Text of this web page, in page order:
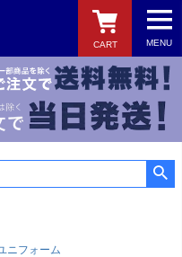
MENU
CART
ニフォーム